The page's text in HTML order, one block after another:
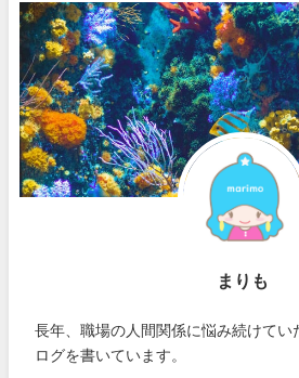
まりも
長年、職場の人間関係に悩み続けてい
ログを書いています。